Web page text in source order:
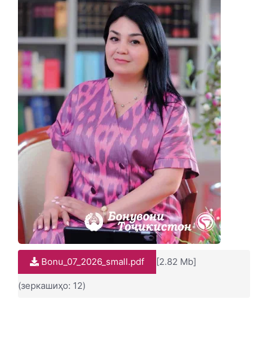
Bonu_07_2026_small.pdf [2.82 Mb]
(зеркашиҳо: 12)